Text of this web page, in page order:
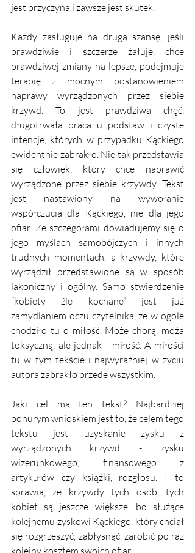
jest przyczyna i zawsze jest skutek.
Każdy zasługuje na drugą szansę, jeśli
prawdziwie i szczerze żałuje, chce
prawdziwej zmiany na lepsze, podejmuje
terapię z mocnym postanowieniem
naprawy wyrządzonych przez siebie
krzywd. To jest prawdziwa chęć,
długotrwała praca u podstaw i czyste
intencje, których w przypadku Kąckiego
ewidentnie zabrakło. Nie tak przedstawia
się człowiek, który chce naprawić
wyrządzone przez siebie krzywdy. Tekst
jest nastawiony na wywołanie
współczucia dla Kąckiego, nie dla jego
ofiar. Ze szczegółami dowiadujemy się o
jego myślach samobójczych i innych
trudnych momentach, a krzywdy, które
wyrządził przedstawione są w sposób
lakoniczny i ogólny. Samo stwierdzenie
“kobiety źle kochane” jest już
zamydlaniem oczu czytelnika, że w ogóle
chodziło tu o miłość. Może chorą, moża
toksyczną, ale jednak - miłość. A miłości
tu w tym tekście i najwyraźniej w życiu
autora zabrakło przede wszystkim.
Jaki cel ma ten tekst? Najbardziej
ponurym wnioskiem jest to, że celem tego
tekstu jest uzyskanie zysku z
wyrządzonych krzywd - zysku
wizerunkowego, finansowego z
artykułów czy książki, rozgłosu. I to
sprawia, że krzywdy tych osób, tych
kobiet są jeszcze większe, bo służące
kolejnemu zyskowi Kąckiego, który chciał
się rozgrzeszyć, zabłysnąć, zarobić po raz